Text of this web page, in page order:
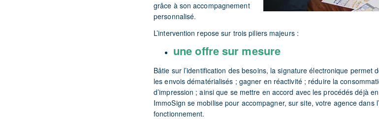
grâce à son accompagnement
personnalisé.
L’intervention repose sur trois piliers majeurs :
une offre sur mesure
Bâtie sur l’identification des besoins, la signature électronique permet
les envois dématérialisés ; gagner en réactivité ; réduire la
d’impression ; ainsi que se mettre en accord avec les procédés déjà
ImmoSign se mobilise pour accompagner, sur site, votre agence dans
fonctionnement.